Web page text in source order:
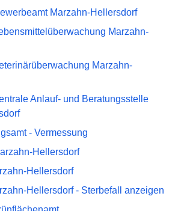
Marzahn-Hellersdorf
Marzahn-
Marzahn-
Anlauf- und Beratungsstelle
- Vermessung
Hellersdorf
Hellersdorf
Hellersdorf - Sterbefall anzeigen